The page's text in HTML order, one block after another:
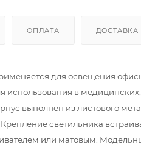
ОПЛАТА ДОСТАВКА
для освещения
использования в
выполнен из листового
светильника
или матовым.